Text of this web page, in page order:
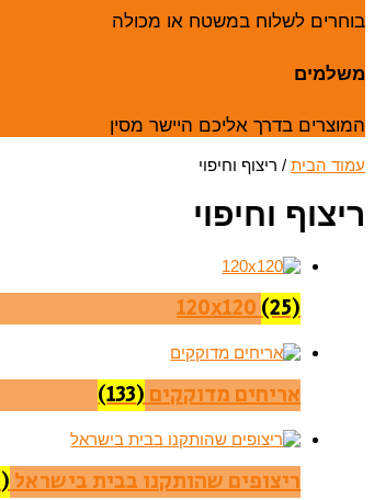
בוחרים לשלוח במשטח או מכולה
משלמים
המוצרים בדרך אליכם היישר מסין
עמוד הבית / ריצוף וחיפוי
ריצוף וחיפוי
120x120(25)
אריחים מדוקקים(133)
ריצופים שהותקנו בבית בישראל(231)